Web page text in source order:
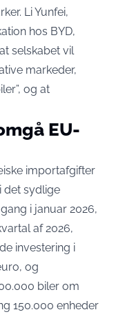
Li Yunfei,
hos BYD,
selskabet vil
markeder,
og at
EU-
importafgifter
det sydlige
i januar 2026,
af 2026,
investering i
og
biler om
150.000 enheder